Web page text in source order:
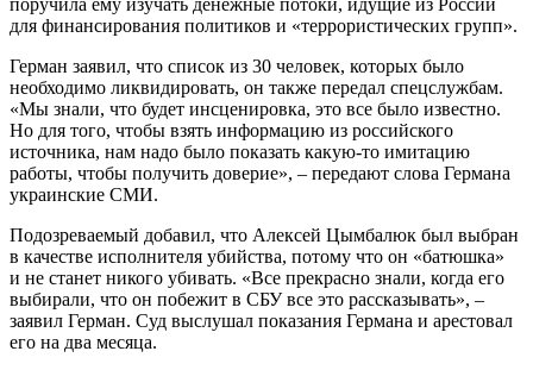
для финансирования политиков и «террористических групп».
Герман заявил, что список из 30 человек, которых было
необходимо ликвидировать, он также передал спецслужбам.
«Мы знали, что будет инсценировка, это все было известно.
Но для того, чтобы взять информацию из российского
источника, нам надо было показать какую-то имитацию
работы, чтобы получить доверие», – передают слова Германа
украинские СМИ.
Подозреваемый добавил, что Алексей Цымбалюк был выбран
в качестве исполнителя убийства, потому что он «батюшка»
и не станет никого убивать. «Все прекрасно знали, когда его
выбирали, что он побежит в СБУ все это рассказывать», –
заявил Герман. Суд выслушал показания Германа и арестовал
его на два месяца.